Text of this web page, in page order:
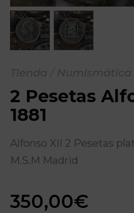
2 Pesetas
1881
Alfonso XII 2 Pesetas
M.S.M Madrid
350,00€